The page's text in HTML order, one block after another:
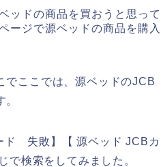
ッドの商品を買おうと思って
ージで源ベッドの商品を購入
でここでは、源ベッドのJCB
ド 失敗】【 源ベッド JCBカ
検索をしてみました。